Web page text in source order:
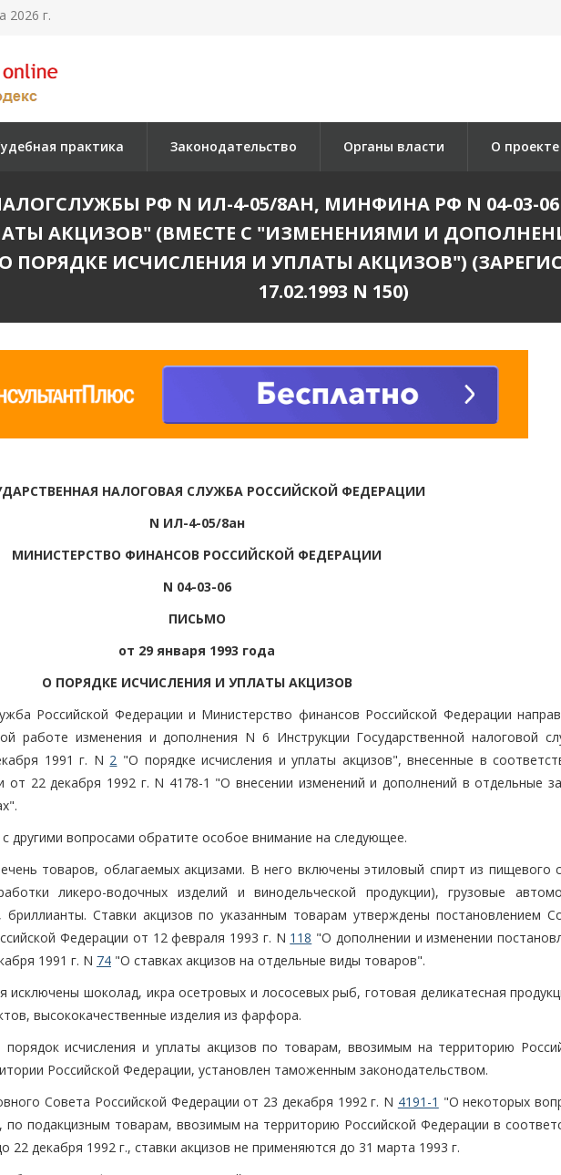
2026 г.
практика Законодательство Органы власти О проекте
РФ N ИЛ-4-05/8АН, МИНФИНА РФ N 04-03-06
АКЦИЗОВ" (ВМЕСТЕ С "ИЗМЕНЕНИЯМИ И
"О ПОРЯДКЕ ИСЧИСЛЕНИЯ И УПЛАТЫ АКЦИЗОВ")
17.02.1993 N 150)
НАЛОГОВАЯ СЛУЖБА РОССИЙСКОЙ ФЕДЕРАЦИИ
N ИЛ-4-05/8ан
МИНИСТЕРСТВО ФИНАНСОВ РОССИЙСКОЙ ФЕДЕРАЦИИ
N 04-03-06
ПИСЬМО
от 29 января 1993 года
О ПОРЯДКЕ ИСЧИСЛЕНИЯ И УПЛАТЫ АКЦИЗОВ
Российской Федерации и Министерство финансов Российской Федерации
работе изменения и дополнения N 6 Инструкции Государственной налоговой
1991 г. N 2 "О порядке исчисления и уплаты акцизов", внесенные в
от 22 декабря 1992 г. N 4178-1 "О внесении изменений и дополнений в отдельные
с другими вопросами обратите особое внимание на следующее.
товаров, облагаемых акцизами. В него включены этиловый спирт из пищевого
ликеро-водочных изделий и винодельческой продукции), грузовые
Ставки акцизов по указанным товарам утверждены постановлением
Федерации от 12 февраля 1993 г. N 118 "О дополнении и изменении
1991 г. N 74 "О ставках акцизов на отдельные виды товаров".
исключены шоколад, икра осетровых и лососевых рыб, готовая деликатесная
высококачественные изделия из фарфора.
исчисления и уплаты акцизов по товарам, ввозимым на территорию
Российской Федерации, установлен таможенным законодательством.
Совета Российской Федерации от 23 декабря 1992 г. N 4191-1 "О некоторых
по подакцизным товарам, ввозимым на территорию Российской Федерации в
22 декабря 1992 г., ставки акцизов не применяются до 31 марта 1993 г.